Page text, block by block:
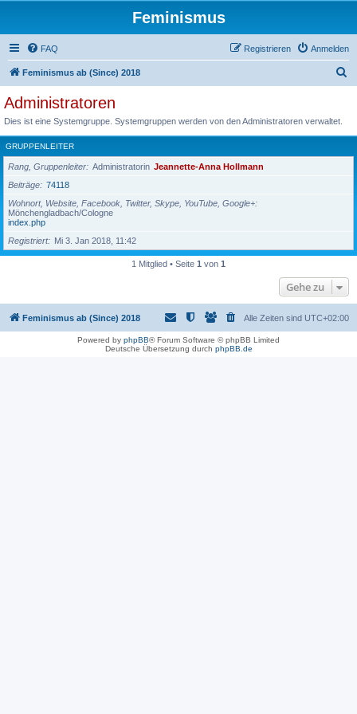
Feminismus
FAQ Anmelden
Registrieren
Feminismus ab (Since) 2018
Administratoren
Dies ist eine Systemgruppe. Systemgruppen werden von den Administratoren verwaltet.
GRUPPENLEITER
Rang, Gruppenleiter Administratorin Jeannette-Anna Hollmann
Beiträge
74118
Wohnort, Website, Facebook, Twitter, Skype, YouTube, Google+
Mönchengladbach/Cologne
index.php
Registriert
Mi 3. Jan 2018, 11:42
1 Mitglied • Seite 1 von 1
Gehe zu
Feminismus ab (Since) 2018 Alle Zeiten sind UTC+02:00
Powered by phpBB® Forum Software © phpBB Limited
Deutsche Übersetzung durch phpBB.de